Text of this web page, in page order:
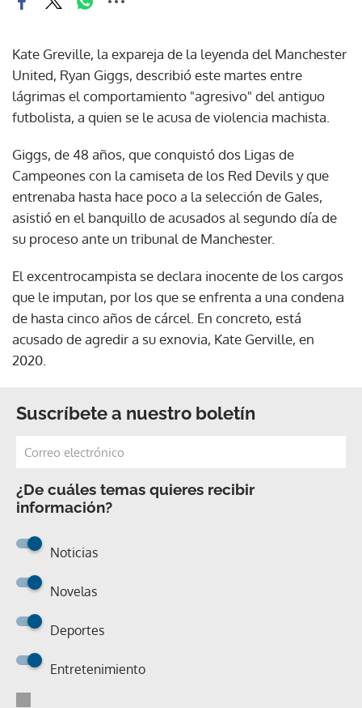
Kate Greville, la expareja de la leyenda del Manchester
United, Ryan Giggs, describió este martes entre
lágrimas el comportamiento "agresivo" del antiguo
futbolista, a quien se le acusa de violencia machista.
Giggs, de 48 años, que conquistó dos Ligas de
Campeones con la camiseta de los Red Devils y que
entrenaba hasta hace poco a la selección de Gales,
asistió en el banquillo de acusados al segundo día de
su proceso ante un tribunal de Manchester.
El excentrocampista se declara inocente de los cargos
que le imputan, por los que se enfrenta a una condena
de hasta cinco años de cárcel. En concreto, está
acusado de agredir a su exnovia, Kate Gerville, en
2020.
Suscríbete a nuestro boletín
¿De cuáles temas quieres recibir
información?
Noticias
Novelas
Deportes
Entretenimiento